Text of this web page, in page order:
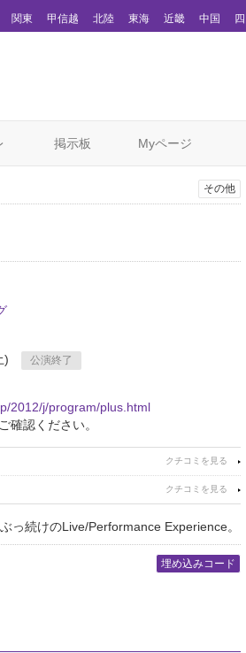
関東 甲信越 北陸 東海 近畿 中国
掲示板 Myページ
その他
)
公演終了
2012/j/program/plus.html
確認ください。
っ続けのLive/Performance Experience。
埋め込みコード